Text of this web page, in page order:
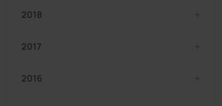
2018
2017
2016